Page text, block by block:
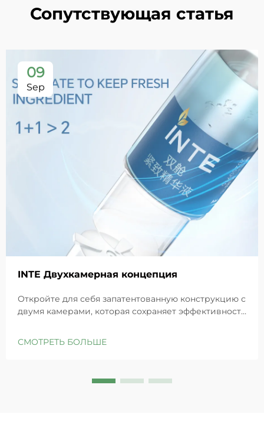
Сопутствующая статья
09
Sep
INTE Двухкамерная концепция
Откройте для себя запатентованную конструкцию с
двумя камерами, которая сохраняет эффективность
восстанавливает барьеры чувствительной кожи.
СМОТРЕТЬ БОЛЬШЕ